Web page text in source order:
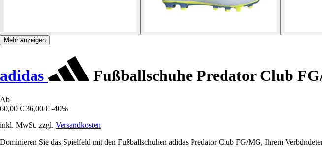
Mehr anzeigen
adidas Fußballschuhe Predator Club
Ab
60,00 € 36,00 € -40%
inkl. MwSt. zzgl. Versandkosten
Dominieren Sie das Spielfeld mit den Fußballschuhen adidas Predator Club FG/MG, Ihrem